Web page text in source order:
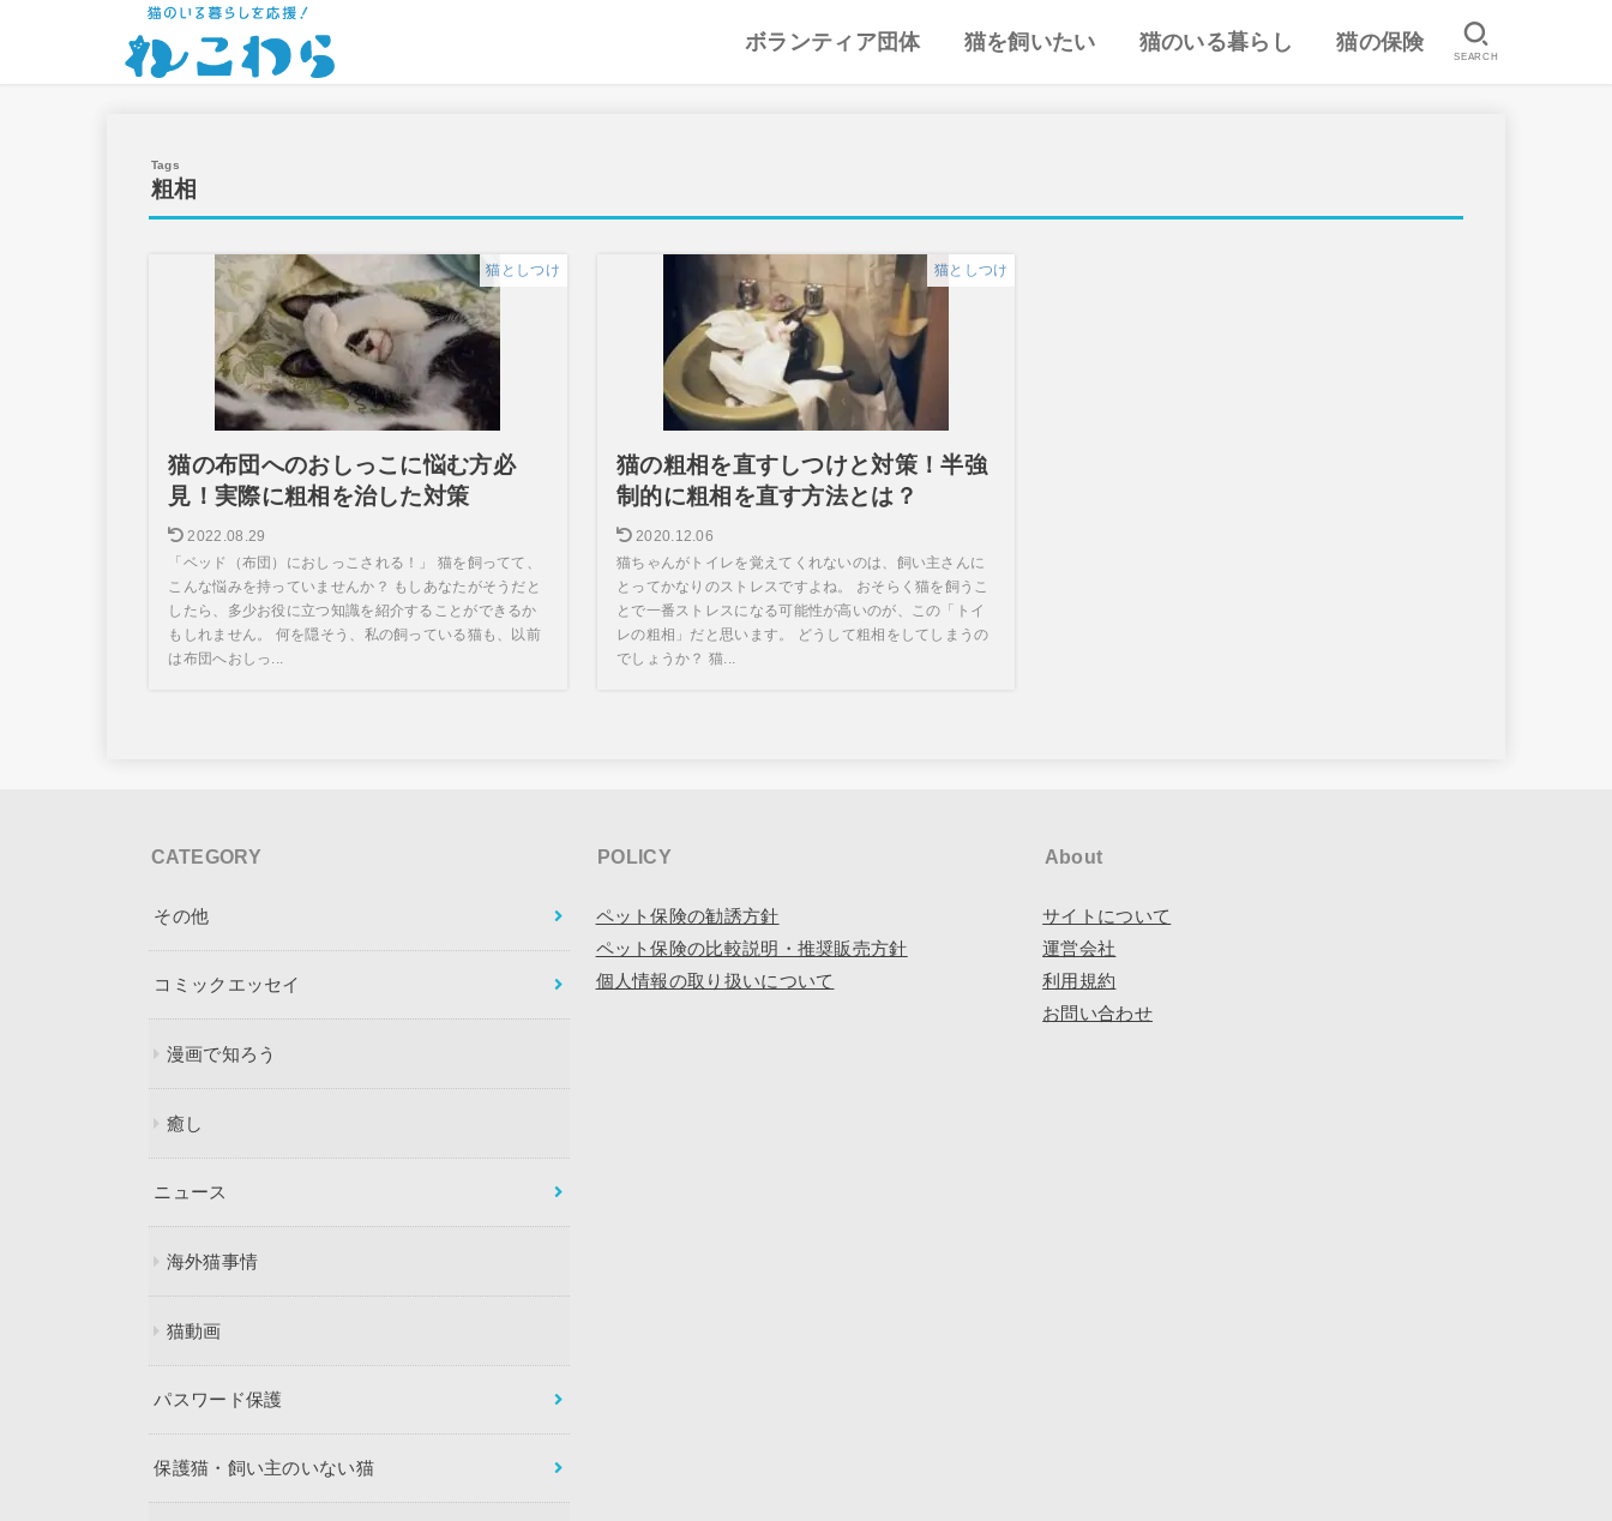
ボランティア団体 猫を飼いたい 猫のいる暮らし 猫の保険
SEARCH
粗相
猫としつけ
猫の布団へのおしっこに悩む方必
見！実際に粗相を治した対策
2022.08.29
「ベッド（布団）におしっこされる！」 猫を飼ってて、
こんな悩みを持っていませんか？ もしあなたがそうだと
したら、多少お役に立つ知識を紹介することができるか
もしれません。 何を隠そう、私の飼っている猫も、以前
は布団へおしっ...
猫としつけ
猫の粗相を直すしつけと対策！半強
制的に粗相を直す方法とは？
2020.12.06
猫ちゃんがトイレを覚えてくれないのは、飼い主さんに
とってかなりのストレスですよね。 おそらく猫を飼うこ
とで一番ストレスになる可能性が高いのが、この「トイ
レの粗相」だと思います。 どうして粗相をしてしまうの
でしょうか？ 猫...
CATEGORY
その他
コミックエッセイ
漫画で知ろう
癒し
ニュース
海外猫事情
猫動画
パスワード保護
保護猫・飼い主のいない猫
POLICY
ペット保険の勧誘方針
ペット保険の比較説明・推奨販売方針
個人情報の取り扱いについて
About
サイトについて
運営会社
利用規約
お問い合わせ